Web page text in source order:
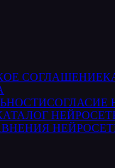
СОГЛАШЕНИЕ
СОГЛАСИЕ